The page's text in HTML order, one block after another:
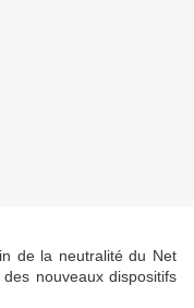
de la neutralité du Net
nouveaux dispositifs